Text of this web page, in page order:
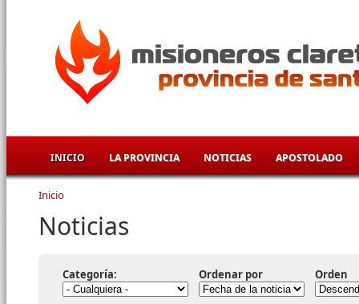
INICIO LA PROVINCIA NOTICIAS APOSTOLADO
Se encuentra usted aquí
Inicio
Noticias
Categoría: Ordenar por Orden